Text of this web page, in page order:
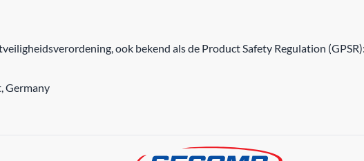
ook bekend als de Product Safety Regulation
Germany